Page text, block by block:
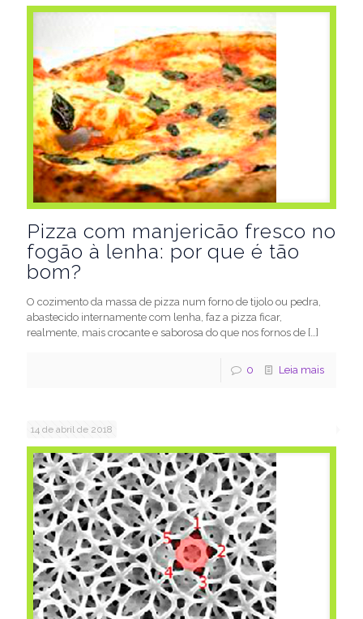
Pizza com manjericão fresco no
fogão à lenha: por que é tão
bom?
O cozimento da massa de pizza num forno de tijolo ou pedra,
abastecido internamente com lenha, faz a pizza ficar,
realmente, mais crocante e saborosa do que nos fornos de […]
0 Leia mais
14 de abril de 2018